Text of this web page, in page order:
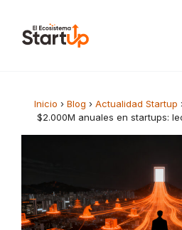
Inicio › Blog › Actualidad Startup
$2.000M anuales en startups: